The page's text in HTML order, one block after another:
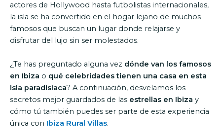
actores de Hollywood hasta futbolistas internacionales,
la isla se ha convertido en el hogar lejano de muchos
famosos que buscan un lugar donde relajarse y
disfrutar del lujo sin ser molestados.
¿Te has preguntado alguna vez dónde van los famosos
en Ibiza o qué celebridades tienen una casa en esta
isla paradisíaca? A continuación, desvelamos los
secretos mejor guardados de las estrellas en Ibiza y
cómo tú también puedes ser parte de esta experiencia
única con Ibiza Rural Villas.